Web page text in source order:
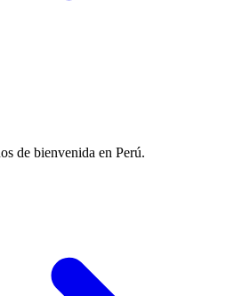
de bienvenida en Perú.